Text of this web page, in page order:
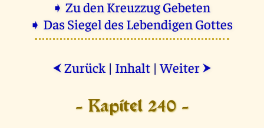
➧ Zu den Kreuzzug Gebeten
➧ Das Siegel des Lebendigen Gottes
⮜ Zurück | Inhalt |Weiter ⮞
- Kapitel 240 -